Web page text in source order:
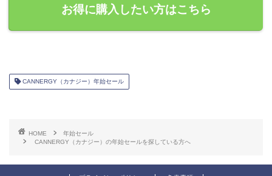
お得に購入したい方はこちら
CANNERGY（カナジー）年始セール
HOME
年始セール
CANNERGY（カナジー）の年始セールを探している方へ